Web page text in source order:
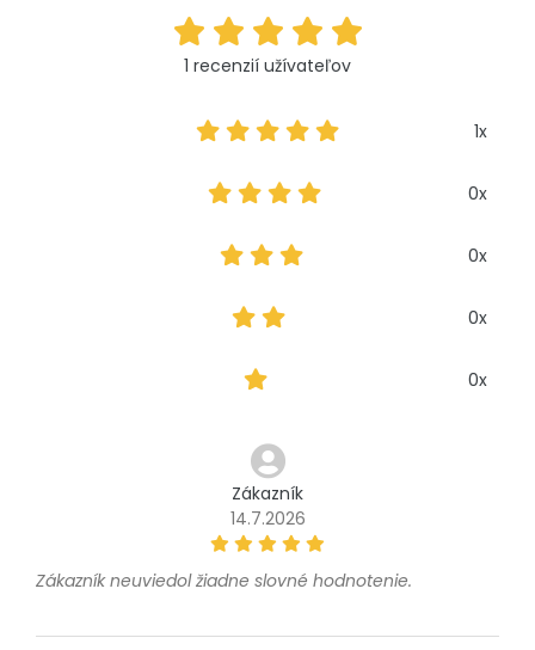
1 recenzií užívateľov
1x
0x
0x
0x
0x
Zákazník
14.7.2026
Zákazník neuviedol žiadne slovné hodnotenie.